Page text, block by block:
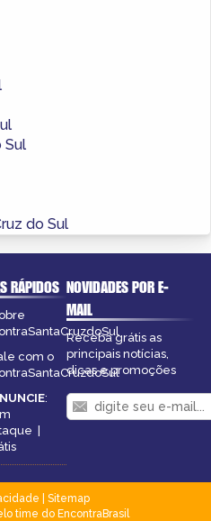
Sul
do Sul
RÁPIDOS
com o
:
NOVIDADES POR E-
MAIL
Receba grátis as
principais notícias,
dicas e promoções
Sitemap
time do EncontraBrasil